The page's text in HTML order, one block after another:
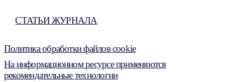
СТАТЬИ ЖУРНАЛА
Политика обработки файлов cookie
На информационном ресурсе применяются
рекомендательные технологии